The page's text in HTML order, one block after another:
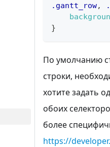
.gantt_row,
}
По умолчанию
строки,
хотите задать
обоих
более
https://